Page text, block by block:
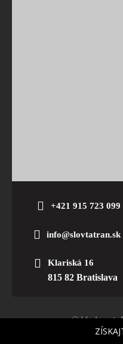
+421 915 723 099
info@slovtatran.sk
Klariská 16
815 82 Bratislava
©